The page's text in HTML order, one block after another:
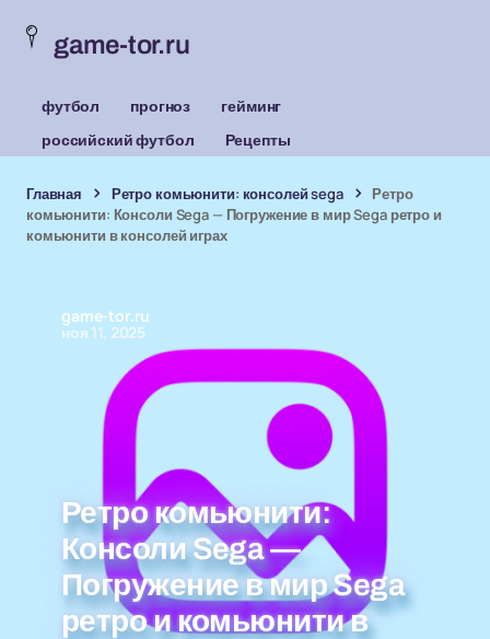
game-tor.ru
футбол прогноз
гейминг
российский футбол
Рецепты
Главная Ретро комьюнити: консолей sega
Ретро
комьюнити: Консоли Sega — Погружение в мир Sega ретро и
комьюнити в консолей играх
game-tor.ru
ноя 11, 2025
Ретро комьюнити:
Консоли Sega —
Погружение в мир Sega
ретро и комьюнити в